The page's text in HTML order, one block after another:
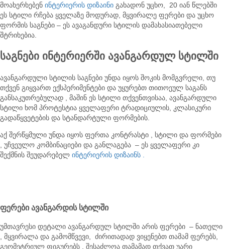
მოახერხებენ ინტერიერის დიზაინი გახადონ უცხო, 20 იან წლებში
ეს სტილი რჩება ყველაზე მოდურად, მყვირალე ფერები და უცხო
ფორმის საგნები – ეს ავაგანდური სტილის დამახასიათებელი
შტრიხებია.
საგნები ინტერიერში ავანგარდულ სტილში
ავანგარდული სტილის საგნები უნდა იყოს შოკის მომგვრელი, თუ
თქვენ გიყვართ ექსპერიმენტები და უყურებთ თითოეულ საგანს
განსაკუთრებულად , მაშინ ეს სტილი თქვენთვისაა, ავანგარდული
სტილი ხომ პროტესტია ყველაფერი ტრადიციულის, კლასიკური
გადაწყვეტების და სტანდარტული ფორმების.
აქ შერწყმული უნდა იყოს ფერთა კონტრასტი , სტილი და ფორმები
, უჩვეულო კომბინაციები და განლაგება – ეს ყველაფერი კი
შექმნის შეუდარებელ ინტერიერის დიზაინს .
ფერები ავანგარდის სტილში
უმთავრესი დეტალი ავანგარდულ სტილში არის ფერები – ნათელი
, მყვირალა და გამომწვევი, ძირითადად ვიყენებთ თამამ ფერებს,
გეომეტრიულ ფიგურებს , შესაძლოა თამამად თქვათ უარი